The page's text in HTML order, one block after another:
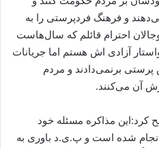
و فرهنگ فردپرستی را به
احترام‌ قائلم که سال‌هاست
آزادی اش هستم اما جریانات
برنمی‌دادند و مردم
آن می‌کنند.
کرد:این مذاکره مسئله خود
انجام شده است و پ.ی.د باوری به